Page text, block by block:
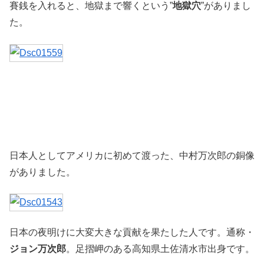
賽銭を入れると、地獄まで響くという”地獄穴”がありまし
た。
日本人としてアメリカに初めて渡った、中村万次郎の銅像
がありました。
日本の夜明けに大変大きな貢献を果たした人です。通称・
ジョン万次郎。足摺岬のある高知県土佐清水市出身です。